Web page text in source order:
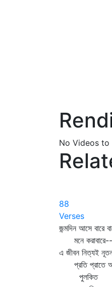
No Videos to
88
Verses
জন্মদিন আসে বারে
মনে করাবারে--
এ জীবন নিত্যই
প্রতি প্রাতে
পুলকিত